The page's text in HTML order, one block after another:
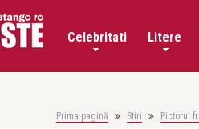
Celebritati Litere
Prima pagină Stiri Pictorul